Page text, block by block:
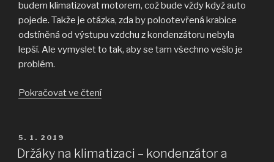
budem klimatizovat motorem, což bude vždy když auto
pojede. Takže je otázka, zda by polootevřená krabice
odstíněná od výstupu vzdchu z kondenzátoru nebyla
lepší. Ale vymyslet to tak, aby se tam všechno vešlo je
problém.
Pokračovat ve čtení„Klimatizace
PUBLIKOVÁNO
5. 1. 2019
Držáky na klimatizaci – kondenzátor a